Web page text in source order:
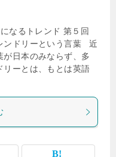
なるトレンド 第５回
ンドリーという言葉 近
日本のみならず、多
リーとは、もとは英語